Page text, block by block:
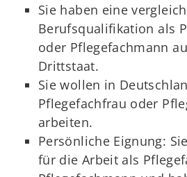
Sie haben eine
Berufsqualifikation als
oder Pflegefachmann
Drittstaat.
Sie wollen in
Pflegefachfrau oder
arbeiten.
Persönliche Eignung:
für die Arbeit als